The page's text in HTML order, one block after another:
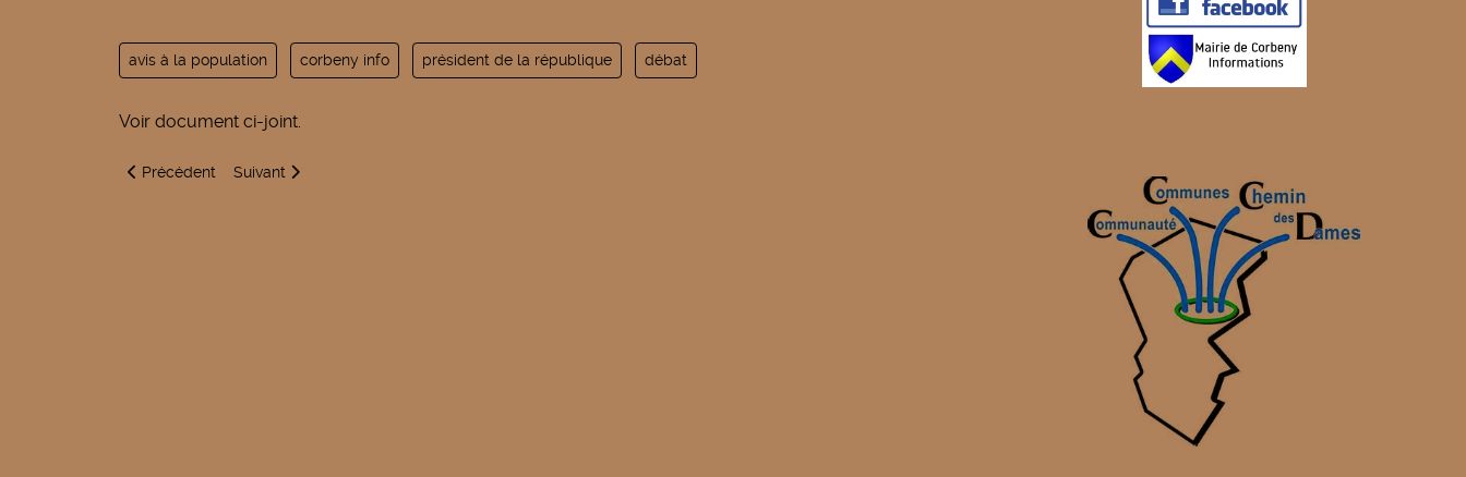
avis à la population corbeny info président de la république débat
Voir document ci-joint.
Article précédent : Convocation au conseil communautaire
Précédent Article suivant : Rappel important du tri
Suivant